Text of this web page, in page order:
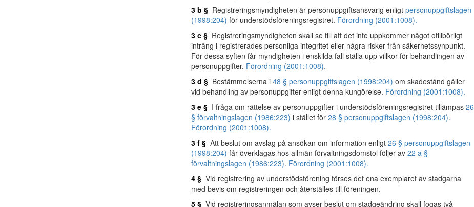
3 b § Registreringsmyndigheten är personuppgiftsansvarig enligt personuppgiftslagen
(1998:204) för understödsföreningsregistret. Förordning (2001:1008).
3 c § Registreringsmyndigheten skall se till att det inte uppkommer något otillbörligt
intrång i registrerades personliga integritet eller några risker från säkerhetssynpunkt.
För dessa syften får myndigheten i enskilda fall ställa upp villkor för behandlingen av
personuppgifter. Förordning (2001:1008).
3 d § Bestämmelserna i 48 § personuppgiftslagen (1998:204) om skadestånd gäller
vid behandling av personuppgifter enligt denna kungörelse. Förordning (2001:1008).
3 e § I fråga om rättelse av personuppgifter i understödsföreningsregistret tillämpas 26
§ förvaltningslagen (1986:223) i stället för 28 § personuppgiftslagen (1998:204).
Förordning (2001:1008).
3 f § Att beslut om avslag på ansökan om information enligt 26 § personuppgiftslagen
(1998:204) får överklagas hos allmän förvaltningsdomstol följer av 22 a §
förvaltningslagen (1986:223). Förordning (2001:1008).
4 § Vid registrering av understödsförening förses det ena exemplaret av stadgarna
med bevis om registreringen och återställes till föreningen.
5 § Vid registreringsanmälan som avser beslut om stadgeändring skall fogas två